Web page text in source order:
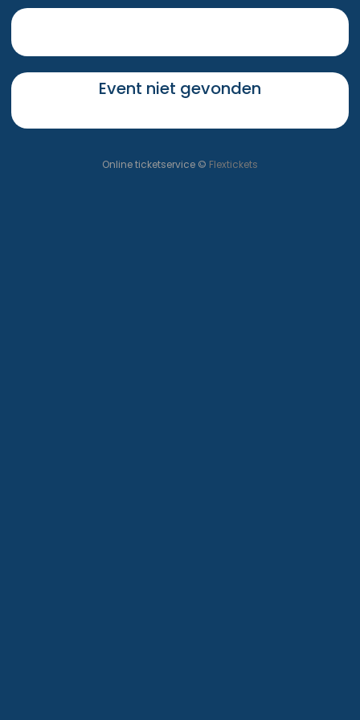
Event niet gevonden
Online ticketservice © Flextickets